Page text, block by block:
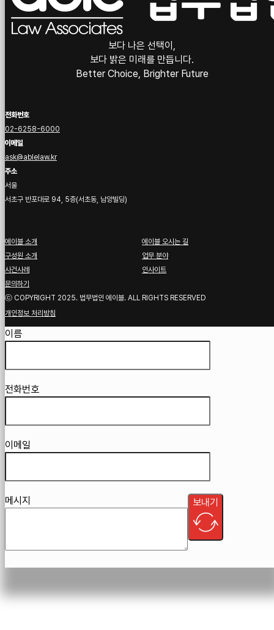
전화번호
02-6258-6000
이메일
ask@ablelaw.kr
주소
서울
서초구 반포대로 94, 5층(서초동, 남양빌딩)
보다 나은 선택이,
보다 밝은 미래를 만듭니다.
Better Choice, Brighter Future
에이블 소개
에이블 오시는 길
구성원 소개
업무 분야
사건사례
인사이트
문의하기
ⓒ COPYRIGHT 2025. 법무법인 에이블. ALL RIGHTS RESERVED
개인정보 처리방침
이름
전화번호
이메일
메시지 보내기
Guardian